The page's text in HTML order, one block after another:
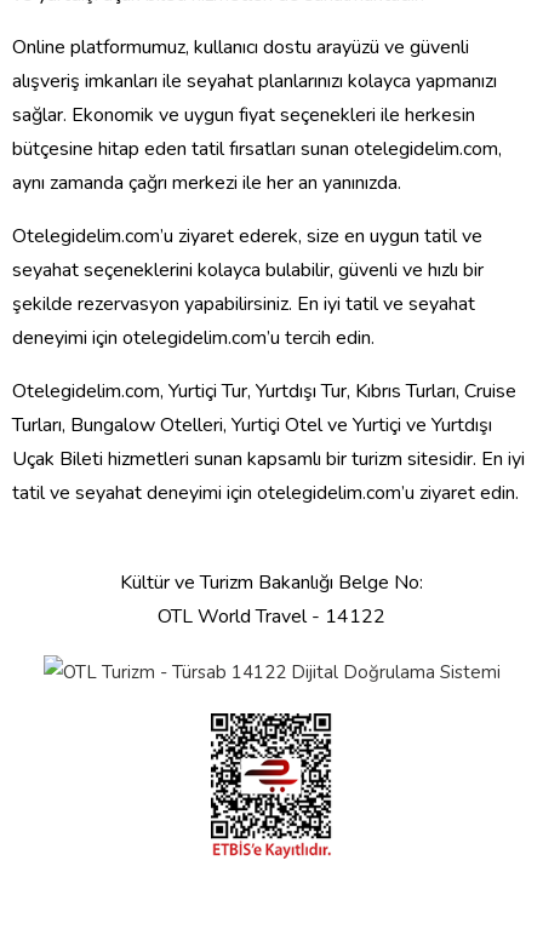
Online platformumuz, kullanıcı dostu arayüzü ve güvenli
alışveriş imkanları ile seyahat planlarınızı kolayca yapmanızı
sağlar. Ekonomik ve uygun fiyat seçenekleri ile herkesin
bütçesine hitap eden tatil fırsatları sunan otelegidelim.com,
aynı zamanda çağrı merkezi ile her an yanınızda.
Otelegidelim.com’u ziyaret ederek, size en uygun tatil ve
seyahat seçeneklerini kolayca bulabilir, güvenli ve hızlı bir
şekilde rezervasyon yapabilirsiniz. En iyi tatil ve seyahat
deneyimi için otelegidelim.com’u tercih edin.
Otelegidelim.com, Yurtiçi Tur, Yurtdışı Tur, Kıbrıs Turları, Cruise
Turları, Bungalow Otelleri, Yurtiçi Otel ve Yurtiçi ve Yurtdışı
Uçak Bileti hizmetleri sunan kapsamlı bir turizm sitesidir. En iyi
tatil ve seyahat deneyimi için otelegidelim.com’u ziyaret edin.
Kültür ve Turizm Bakanlığı Belge No:
OTL World Travel - 14122